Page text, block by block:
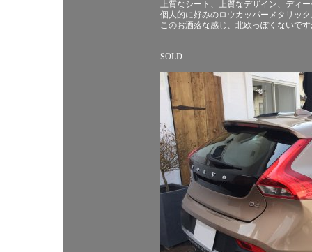
上質なシート、上質なデザイン、ディ
個人的に好みのロウカッパーメタリッ
このお洒落な感じ、北欧っぽくないで
SOLD